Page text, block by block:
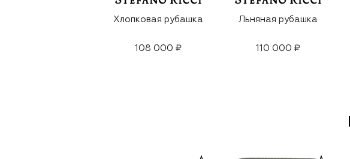
Хлопковая рубашка
108 000 ₽
Льняная рубашка
110 000 ₽